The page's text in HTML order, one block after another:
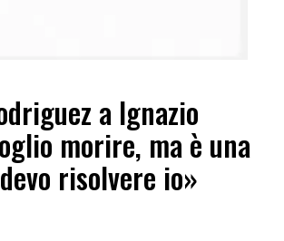
a Ignazio
morire, ma è una
risolvere io»